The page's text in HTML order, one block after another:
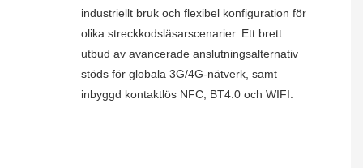
industriellt bruk och flexibel konfiguration för
olika streckkodsläsarscenarier. Ett brett
utbud av avancerade anslutningsalternativ
stöds för globala 3G/4G-nätverk, samt
inbyggd kontaktlös NFC, BT4.0 och WIFI.